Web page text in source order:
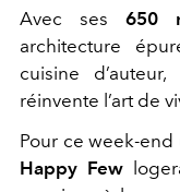
Avec ses650
architecture
cuisine
réinvente l’art de
Pour ce week-
Happy Few